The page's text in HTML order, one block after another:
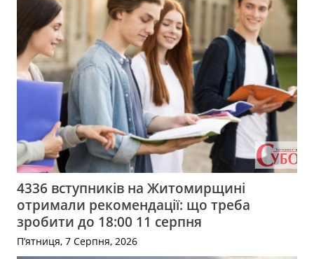
4336 вступників на Житомирщині
отримали рекомендації: що треба
зробити до 18:00 11 серпня
П’ятниця, 7 Серпня, 2026